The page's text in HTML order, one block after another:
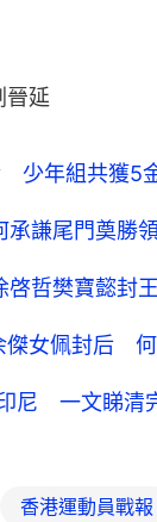
晉延
少年組共獲5
謙尾門奠勝
哲樊寶懿封
傑女佩封后
尼 一文睇清
香港運動員戰報